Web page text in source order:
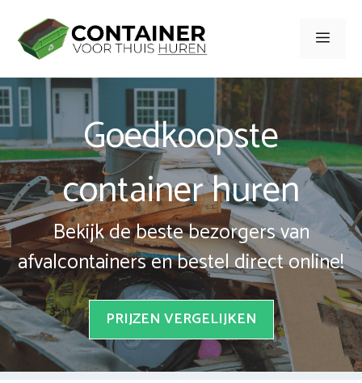
naar
inhoud
Menu
Goedkoopste
container huren
Bekijk de beste bezorgers van
afvalcontainers en bestel direct online!
PRIJZEN VERGELIJKEN